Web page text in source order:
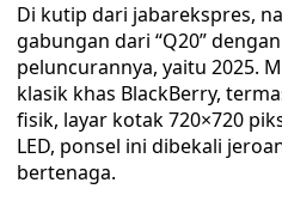
Di kutip dari jabarekspres,
gabungan dari “Q20”
peluncurannya, yaitu 2025.
klasik khas BlackBerry,
fisik, layar kotak 720×720
LED, ponsel ini dibekali
bertenaga.